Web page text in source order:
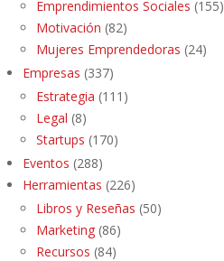
Emprendimientos Sociales (155)
Motivación (82)
Mujeres Emprendedoras (24)
Empresas (337)
Estrategia (111)
Legal (8)
Startups (170)
Eventos (288)
Herramientas (226)
Libros y Reseñas (50)
Marketing (86)
Recursos (84)